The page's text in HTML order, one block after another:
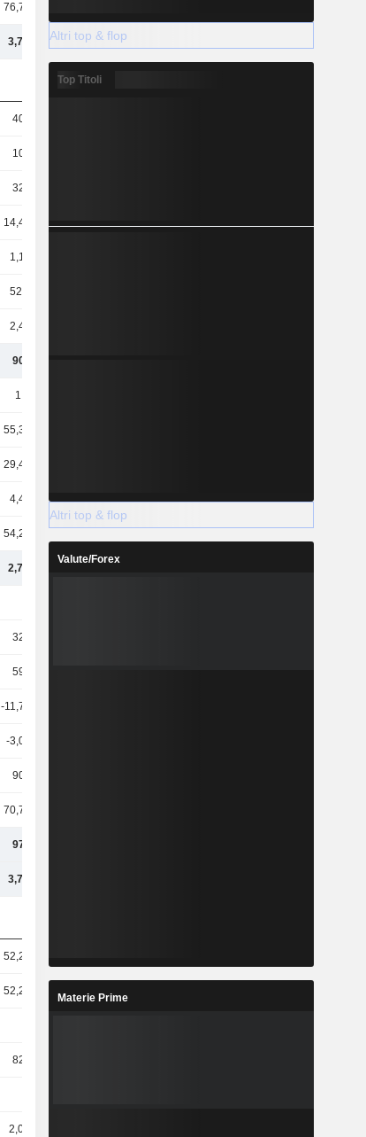
76,79 Mln
3,71 Mrd 4,16 Mrd
403 Mln
106 Mln
321 Mln
14,44 Mln
1,17 Mln
52,9 Mln
2,48 Mln
901 Mln
1,7 Mrd
55,32 Mln
29,45 Mln
4,48 Mln 2,22 Mln 2,94 Mln
54,22 Mln
2,74 Mrd
321 Mln
596 Mln
-11,79 Mln
-3,04 Mln
902 Mln
70,78 Mln
973 Mln
3,71 Mrd
52,28 Mln
52,28 Mln 52,5 Mln
820 Mln
2,09 Mrd
Altri top & flop
Top Titoli
Altri top & flop
Valute/Forex
Materie Prime